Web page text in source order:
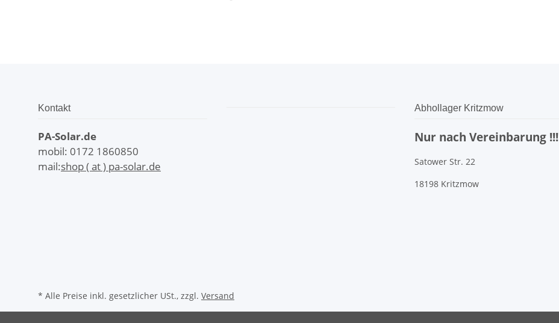
Kontakt
PA-Solar.de
mobil: 0172 1860850
mail:shop ( at ) pa-solar.de
Abhollager Kritzmow
Nur nach Vereinbarung !!!
Satower Str. 22
18198 Kritzmow
* Alle Preise inkl. gesetzlicher USt., zzgl. Versand